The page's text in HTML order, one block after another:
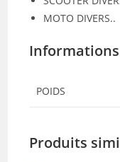
MOTO DIVERS..
POIDS
Produits